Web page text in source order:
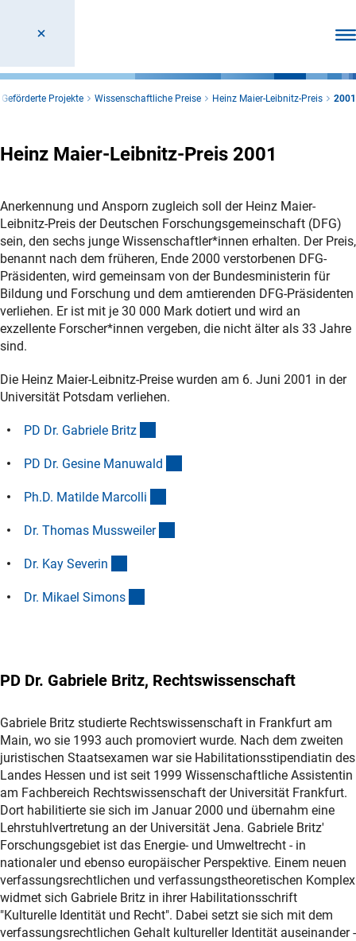
Geförderte Projekte Wissenschaftliche Preise Heinz Maier-Leibnitz-Preis 2001
Heinz Maier-Leibnitz-Preis 2001
Anerkennung und Ansporn zugleich soll der Heinz Maier-
Leibnitz-Preis der Deutschen Forschungsgemeinschaft (DFG)
sein, den sechs junge Wissenschaftler*innen erhalten. Der Preis,
benannt nach dem früheren, Ende 2000 verstorbenen DFG-
Präsidenten, wird gemeinsam von der Bundesministerin für
Bildung und Forschung und dem amtierenden DFG-Präsidenten
verliehen. Er ist mit je 30 000 Mark dotiert und wird an
exzellente Forscher*innen vergeben, die nicht älter als 33 Jahre
sind.
Die Heinz Maier-Leibnitz-Preise wurden am 6. Juni 2001 in der
Universität Potsdam verliehen.
PD Dr. Gabriele Britz
PD Dr. Gesine Manuwald
Ph.D. Matilde Marcolli
Dr. Thomas Mussweiler
Dr. Kay Severin
Dr. Mikael Simons
PD Dr. Gabriele Britz, Rechtswissenschaft
Gabriele Britz studierte Rechtswissenschaft in Frankfurt am
Main, wo sie 1993 auch promoviert wurde. Nach dem zweiten
juristischen Staatsexamen war sie Habilitationsstipendiatin des
Landes Hessen und ist seit 1999 Wissenschaftliche Assistentin
am Fachbereich Rechtswissenschaft der Universität Frankfurt.
Dort habilitierte sie sich im Januar 2000 und übernahm eine
Lehrstuhlvertretung an der Universität Jena. Gabriele Britz'
Forschungsgebiet ist das Energie- und Umweltrecht - in
nationaler und ebenso europäischer Perspektive. Einem neuen
verfassungsrechtlichen und verfassungstheoretischen Komplex
widmet sich Gabriele Britz in ihrer Habilitationsschrift
"Kulturelle Identität und Recht". Dabei setzt sie sich mit dem
verfassungsrechtlichen Gehalt kultureller Identität auseinander -